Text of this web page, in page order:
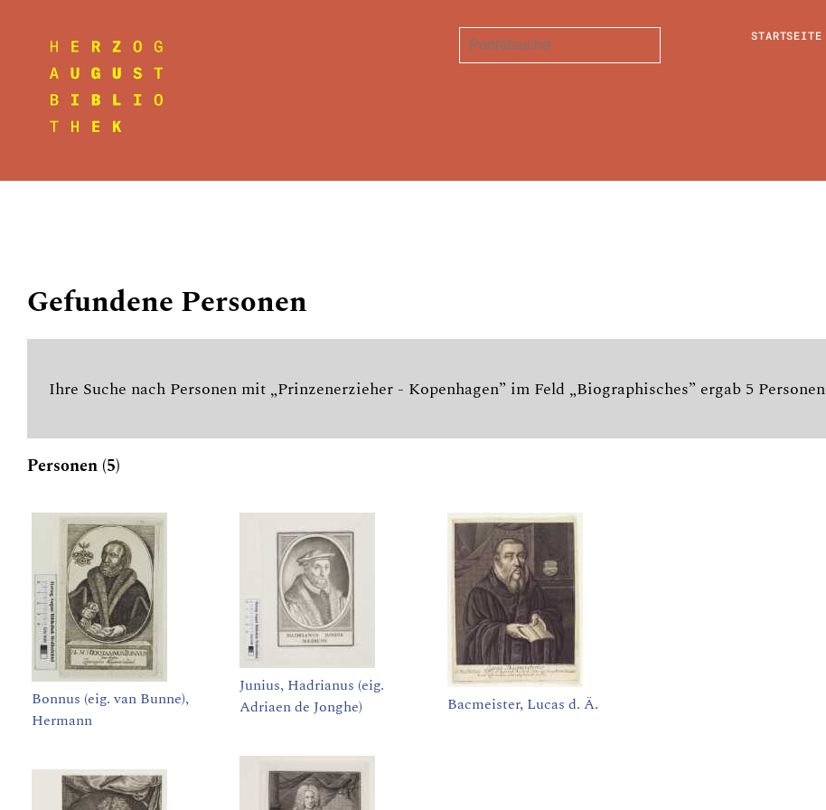
STARTSEITE
Gefundene Personen
Ihre Suche nach Personen mit „Prinzenerzieher - Kopenhagen” im Feld „Biographisches” ergab 5 Personen
Personen (5)
Bonnus (eig. van Bunne),
Hermann
Junius, Hadrianus (eig.
Adriaen de Jonghe)
Bacmeister, Lucas d. Ä.